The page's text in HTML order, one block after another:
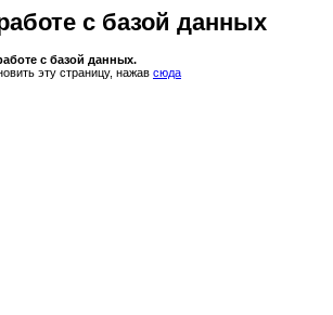
с базой данных
с базой данных.
эту страницу, нажав сюда